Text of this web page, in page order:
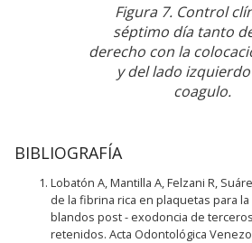
Figura 7. Control
séptimo día tanto
derecho con la
y del lado
coagulo.
BIBLIOGRAFÍA
Lobatón A, Mantilla A, Felzani R,
de la fibrina rica en plaquetas para
blandos post - exodoncia de
retenidos. Acta Odontológica